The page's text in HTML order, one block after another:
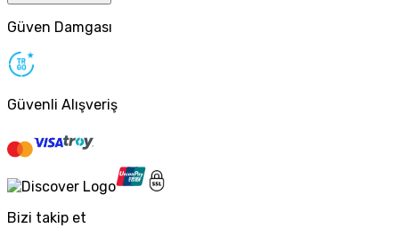
Güven Damgası
Güvenli Alışveriş
Bizi takip et